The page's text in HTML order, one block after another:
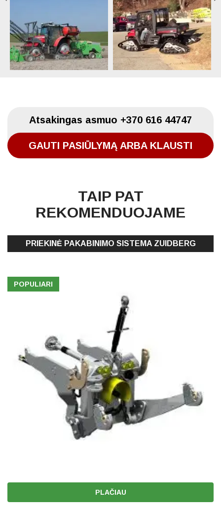
Atsakingas asmuo +370 616 44747
GAUTI PASIŪLYMĄ ARBA KLAUSTI
TAIP PAT
REKOMENDUOJAME
PRIEKINĖ PAKABINIMO SISTEMA ZUIDBERG
POPULIARI
PLAČIAU